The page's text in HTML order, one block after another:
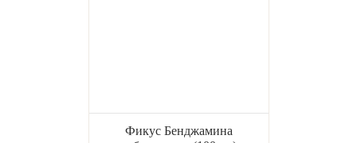
Фикус Бенджамина